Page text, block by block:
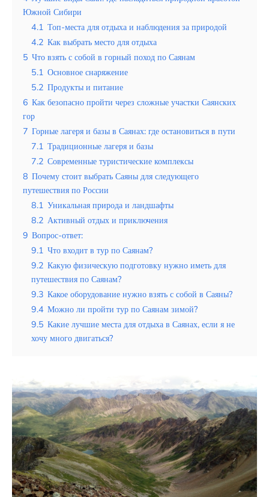
Турция
Шри-Ланка
Вид отдыха
Горы
Море
Архангельская область и её
заповедные острова с уникальной
природой Белого моря
Южной Сибири
4.1 Топ-места для отдыха и наблюдения за природой
4.2 Как выбрать место для отдыха
5 Что взять с собой в горный поход по Саянам
5.1 Основное снаряжение
5.2 Продукты и питание
6 Как безопасно пройти через сложные участки Саянских
гор
7 Горные лагеря и базы в Саянах: где остановиться в пути
7.1 Традиционные лагеря и базы
7.2 Современные туристические комплексы
8 Почему стоит выбрать Саяны для следующего
путешествия по России
8.1 Уникальная природа и ландшафты
8.2 Активный отдых и приключения
9 Вопрос-ответ:
9.1 Что входит в тур по Саянам?
9.2 Какую физическую подготовку нужно иметь для
путешествия по Саянам?
9.3 Какое оборудование нужно взять с собой в Саяны?
9.4 Можно ли пройти тур по Саянам зимой?
9.5 Какие лучшие места для отдыха в Саянах, если я не
хочу много двигаться?